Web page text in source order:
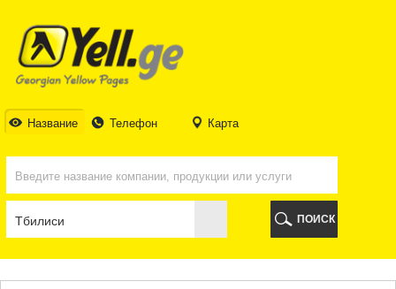
Название Телефон Карта
ТБИЛИСИ
ТБИЛИСИ
АБХАЗИЯ
ГАЛИ
БАТУМИ
КОБУЛЕТИ
ШУАХЕВИ
ЧАКВИ
ОЗУРГЕТИ
ПОИСК